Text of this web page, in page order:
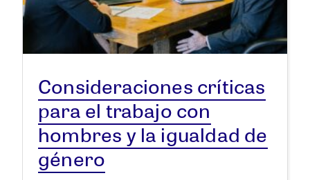
Consideraciones críticas
para el trabajo con
hombres y la igualdad de
género